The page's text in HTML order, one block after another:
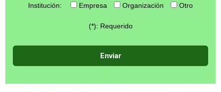
Institución: Empresa Organización Otro
(*): Requerido